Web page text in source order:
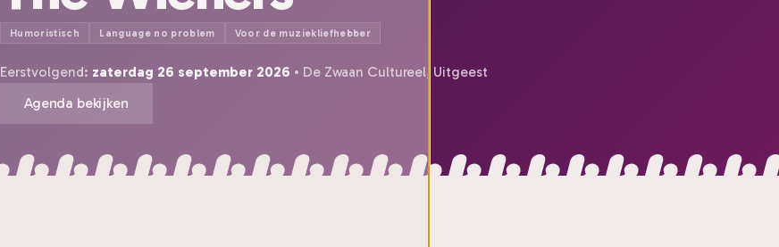
Humoristisch Language no problem Voor de muziekliefhebber
Eerstvolgend: zaterdag 26 september 2026 • De Zwaan Cultureel, Uitgeest
Agenda bekijken